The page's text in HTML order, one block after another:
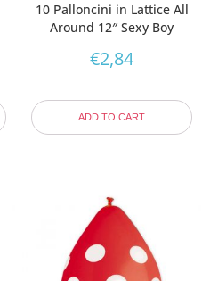
10 Palloncini in Lattice All
Around 12″ Sexy Boy
€2,84
ADD TO CART